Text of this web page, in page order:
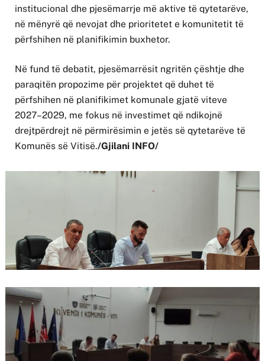
institucional dhe pjesëmarrje më aktive të qytetarëve,
në mënyrë që nevojat dhe prioritetet e komunitetit të
përfshihen në planifikimin buxhetor.
Në fund të debatit, pjesëmarrësit ngritën çështje dhe
paraqitën propozime për projektet që duhet të
përfshihen në planifikimet komunale gjatë viteve
2027–2029, me fokus në investimet që ndikojnë
drejtpërdrejt në përmirësimin e jetës së qytetarëve të
Komunës së Vitisë./Gjilani INFO/